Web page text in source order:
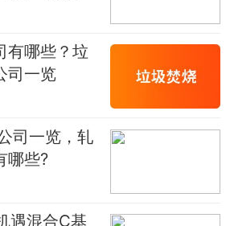
有哪些？垃
司一览
司一览，轧
哪些?
遇混合C基